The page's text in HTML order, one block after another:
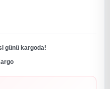
günü kargoda!